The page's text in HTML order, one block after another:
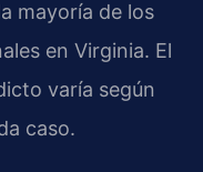
mayoría de los
en Virginia. El
varía según
caso.